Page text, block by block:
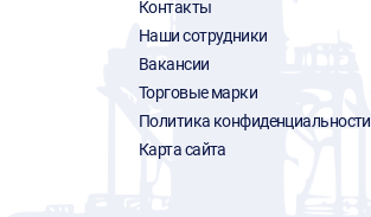
Контакты
Наши сотрудники
Вакансии
Торговые марки
Политика конфиденциальности
Карта сайта